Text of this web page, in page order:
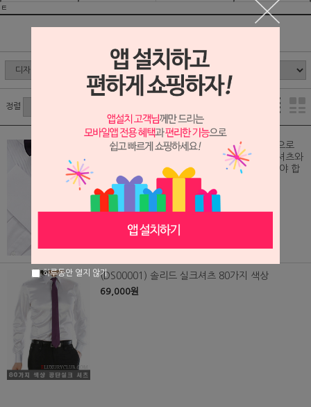
ㅌ
정렬
(EG/103) 수제 턱시도 주름 디자인 가격(손으로
접는 턱시도 주름 셔츠를 구매하실려면 주문셔츠와
수제 턱시도 주름 디자인을 각각 주문해 주셔야 합
니다)
40,000원
(DS00001) 솔리드 실크셔츠 80가지 색상
69,000원
하루동안 열지 않기